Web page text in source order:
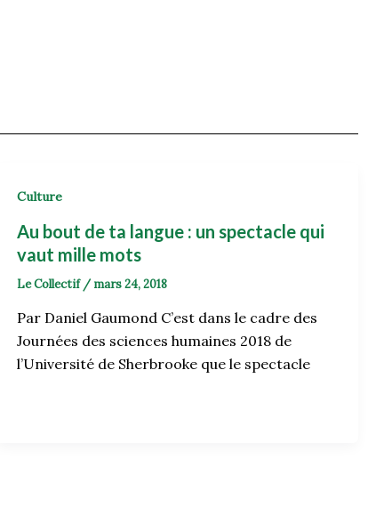
Culture
Au bout de ta langue : un spectacle qui
vaut mille mots
Le Collectif / mars 24, 2018
Par Daniel Gaumond C’est dans le cadre des
Journées des sciences humaines 2018 de
l’Université de Sherbrooke que le spectacle